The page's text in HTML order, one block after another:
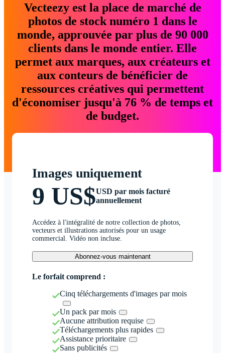
Vecteezy est la place de marché de
photos de stock numéro 1 dans le
monde, approuvée par plus de 90 000
clients dans le monde entier. Elle
permet aux marques, aux créateurs et
aux conteurs de bénéficier de
ressources créatives qui permettent
d'économiser jusqu'à 76 % de temps et
de budget.
Images uniquement
9 US$USD par mois facturé
annuellement
Accédez à l'intégralité de notre collection de photos,
vecteurs et illustrations autorisés pour un usage
commercial. Vidéo non incluse.
Abonnez-vous maintenant
Le forfait comprend :
Cinq téléchargements d'images par mois
Un pack par mois
Aucune attribution requise
Téléchargements plus rapides
Assistance prioritaire
Sans publicités